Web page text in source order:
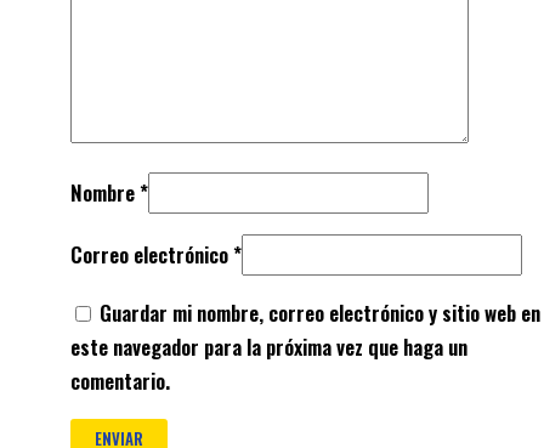
Nombre*
Correo electrónico*
Guardar mi nombre, correo electrónico y sitio web en
este navegador para la próxima vez que haga un
comentario.